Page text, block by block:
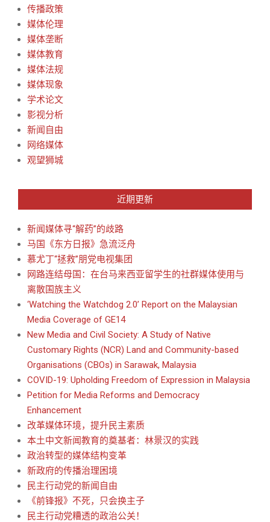
传播政策
媒体伦理
媒体垄断
媒体教育
媒体法规
媒体现象
学术论文
影视分析
新闻自由
网络媒体
观望狮城
近期更新
新闻媒体寻“解药”的歧路
马国《东方日报》急流泛舟
慕尤丁“拯救”朋党电视集团
网路连结母国：在台马来西亚留学生的社群媒体使用与
离散国族主义
‘Watching the Watchdog 2.0’ Report on the Malaysian
Media Coverage of GE14
New Media and Civil Society: A Study of Native
Customary Rights (NCR) Land and Community-based
Organisations (CBOs) in Sarawak, Malaysia
COVID-19: Upholding Freedom of Expression in Malaysia
Petition for Media Reforms and Democracy
Enhancement
改革媒体环境，提升民主素质
本土中文新闻教育的奠基者：林景汉的实践
政治转型的媒体结构变革
新政府的传播治理困境
民主行动党的新闻自由
《前锋报》不死，只会换主子
民主行动党糟透的政治公关！